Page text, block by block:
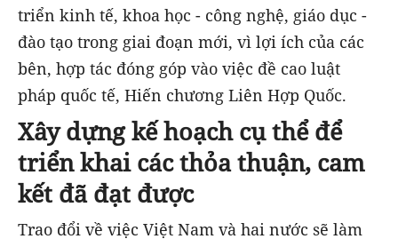
triển kinh tế, khoa học - công nghệ, giáo dục -
đào tạo trong giai đoạn mới, vì lợi ích của các
bên, hợp tác đóng góp vào việc đề cao luật
pháp quốc tế, Hiến chương Liên Hợp Quốc.
Xây dựng kế hoạch cụ thể để
triển khai các thỏa thuận, cam
kết đã đạt được
Trao đổi về việc Việt Nam và hai nước sẽ làm